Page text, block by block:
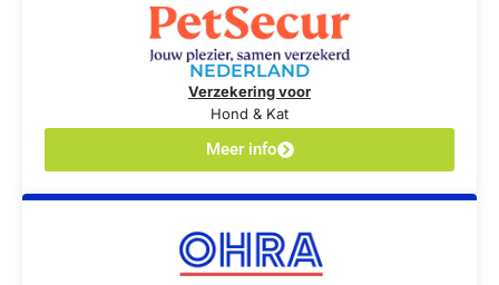
NEDERLAND
Verzekering voor
Hond & Kat
Meer info